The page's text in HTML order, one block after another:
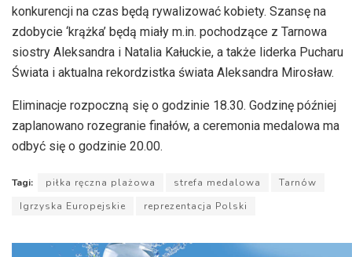
konkurencji na czas będą rywalizować kobiety. Szansę na
zdobycie ‘krążka’ będą miały m.in. pochodzące z Tarnowa
siostry Aleksandra i Natalia Kałuckie, a także liderka Pucharu
Świata i aktualna rekordzistka świata Aleksandra Mirosław.
Eliminacje rozpoczną się o godzinie 18.30. Godzinę później
zaplanowano rozegranie finałów, a ceremonia medalowa ma
odbyć się o godzinie 20.00.
Tagi: piłka ręczna plażowa strefa medalowa
Tarnów
Igrzyska Europejskie
reprezentacja Polski